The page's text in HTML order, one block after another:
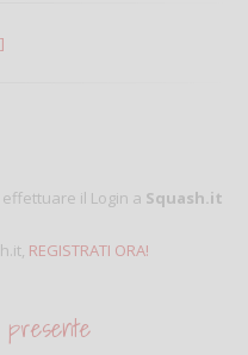
il Login a Squash.it
REGISTRATI ORA!
presente